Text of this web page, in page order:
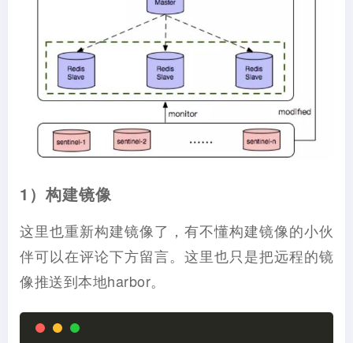
1）构建镜像
这里也重新构建镜像了，有不懂构建镜像的小伙
伴可以在评论下方留言。这里也只是把远程的镜
像推送到本地harbor。